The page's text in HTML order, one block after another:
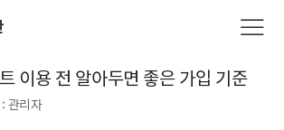
이용 전 알아두면 좋은 가입 기준
관리자